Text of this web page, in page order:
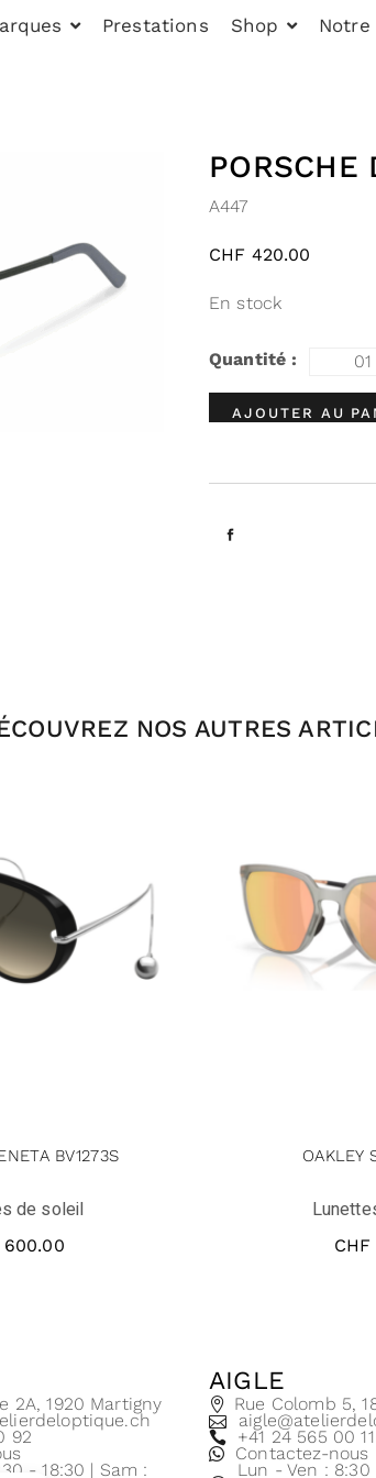
Prestations Shop Notre
PORSCHE
A447
CHF 420.00
En stock
AJOUTER AU
NOS AUTRES
BV1273S
de soleil
600.00
OAKLEY
CHF
2A, 1920 Martigny
92
- 18:30 | Sam :
AIGLE
Rue Colomb 5,
+41 24 565 00 11
Contactez-nous
Lun - Ven : 8:30